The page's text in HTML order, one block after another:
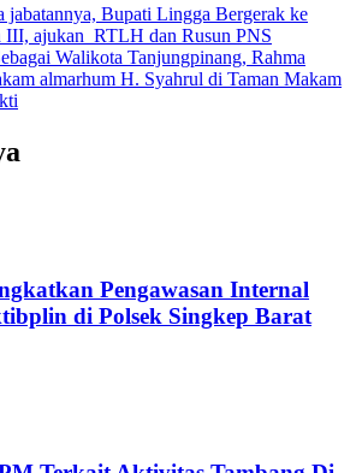
jabatannya, Bupati Lingga Bergerak ke
ajukan RTLH dan Rusun PNS
Walikota Tanjungpinang, Rahma
almarhum H. Syahrul di Taman Makam
Pengawasan Internal
di Polsek Singkep Barat